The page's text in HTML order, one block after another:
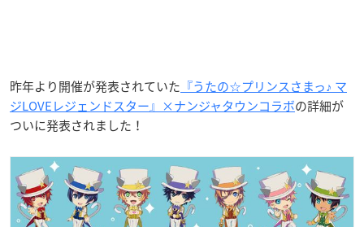
昨年より開催が発表されていた 『うたの☆プリンスさまっ♪ マ
ジLOVEレジェンドスター』×ナンジャタウンコラボの詳細が
ついに発表されました！